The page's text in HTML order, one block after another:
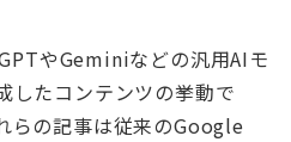
やGeminiなどの汎用AIモ
したコンテンツの挙動で
らの記事は従来のGoogle